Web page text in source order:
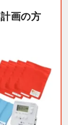
計画の方